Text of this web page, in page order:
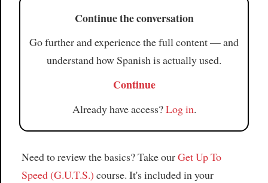
Continue the conversation
Go further and experience the full content — and
understand how Spanish is actually used.
Continue
Already have access?Log in.
Need to review the basics? Take ourGet Up To
Speed (G.U.T.S.) course. It's included in your